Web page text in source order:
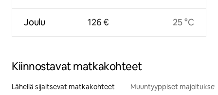
Joulu 126 € 25 °C
Kiinnostavat matkakohteet
Lähellä sijaitsevat matkakohteet Muuntyyppiset majoitukset